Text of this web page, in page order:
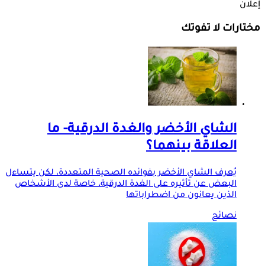
إعلان
مختارات لا تفوتك
الشاي الأخضر والغدة الدرقية- ما
العلاقة بينهما؟
يُعرف الشاي الأخضر بفوائده الصحية المتعددة، لكن يتساءل
البعض عن تأثيره على الغدة الدرقية، خاصة لدى الأشخاص
الذين يعانون من اضطراباتها
نصائح